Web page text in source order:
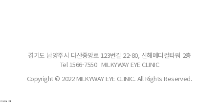
경기도 남양주시 다산중앙로 123번길 22-80, 신해메디컬타워 2층
Tel 1566-7550 MILKYWAY EYE CLINIC
Copyright © 2022 MILKYWAY EYE CLINIC. All Rights Reserved.